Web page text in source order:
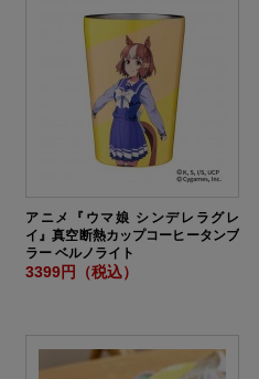
アニメ『ウマ娘 シンデレラグレ
イ』真空断熱カップコーヒータンブ
ラー ベルノライト
3399円（税込）